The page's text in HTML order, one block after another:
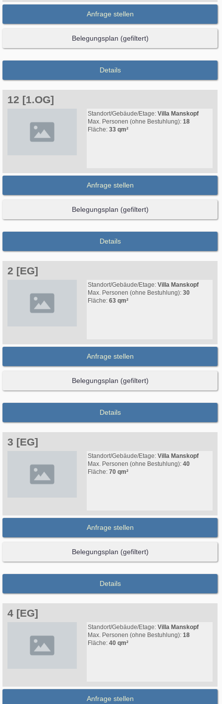
Anfrage stellen
Belegungsplan (gefiltert)
Details
12 [1.OG]
Standort/Gebäude/Etage: Villa Manskopf
Max. Personen (ohne Bestuhlung): 18
Fläche: 33 qm²
Anfrage stellen
Belegungsplan (gefiltert)
Details
2 [EG]
Standort/Gebäude/Etage: Villa Manskopf
Max. Personen (ohne Bestuhlung): 30
Fläche: 63 qm²
Anfrage stellen
Belegungsplan (gefiltert)
Details
3 [EG]
Standort/Gebäude/Etage: Villa Manskopf
Max. Personen (ohne Bestuhlung): 40
Fläche: 70 qm²
Anfrage stellen
Belegungsplan (gefiltert)
Details
4 [EG]
Standort/Gebäude/Etage: Villa Manskopf
Max. Personen (ohne Bestuhlung): 18
Fläche: 40 qm²
Anfrage stellen